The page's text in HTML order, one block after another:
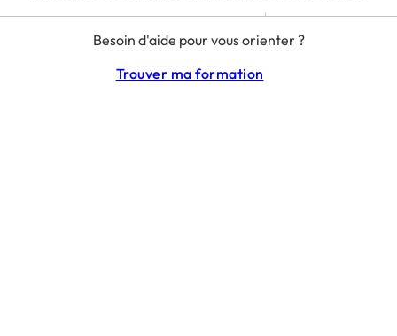
Besoin d'aide pour vous orienter ?
Trouver ma formation
RGPD